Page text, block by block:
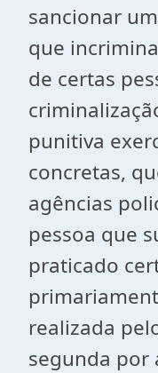
sancionar
que
de certas
punitiva
concretas,
agências
pessoa que
praticado
realizada
segunda por